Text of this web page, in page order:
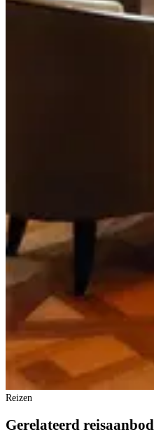
Reizen
Gerelateerd reisaanbod